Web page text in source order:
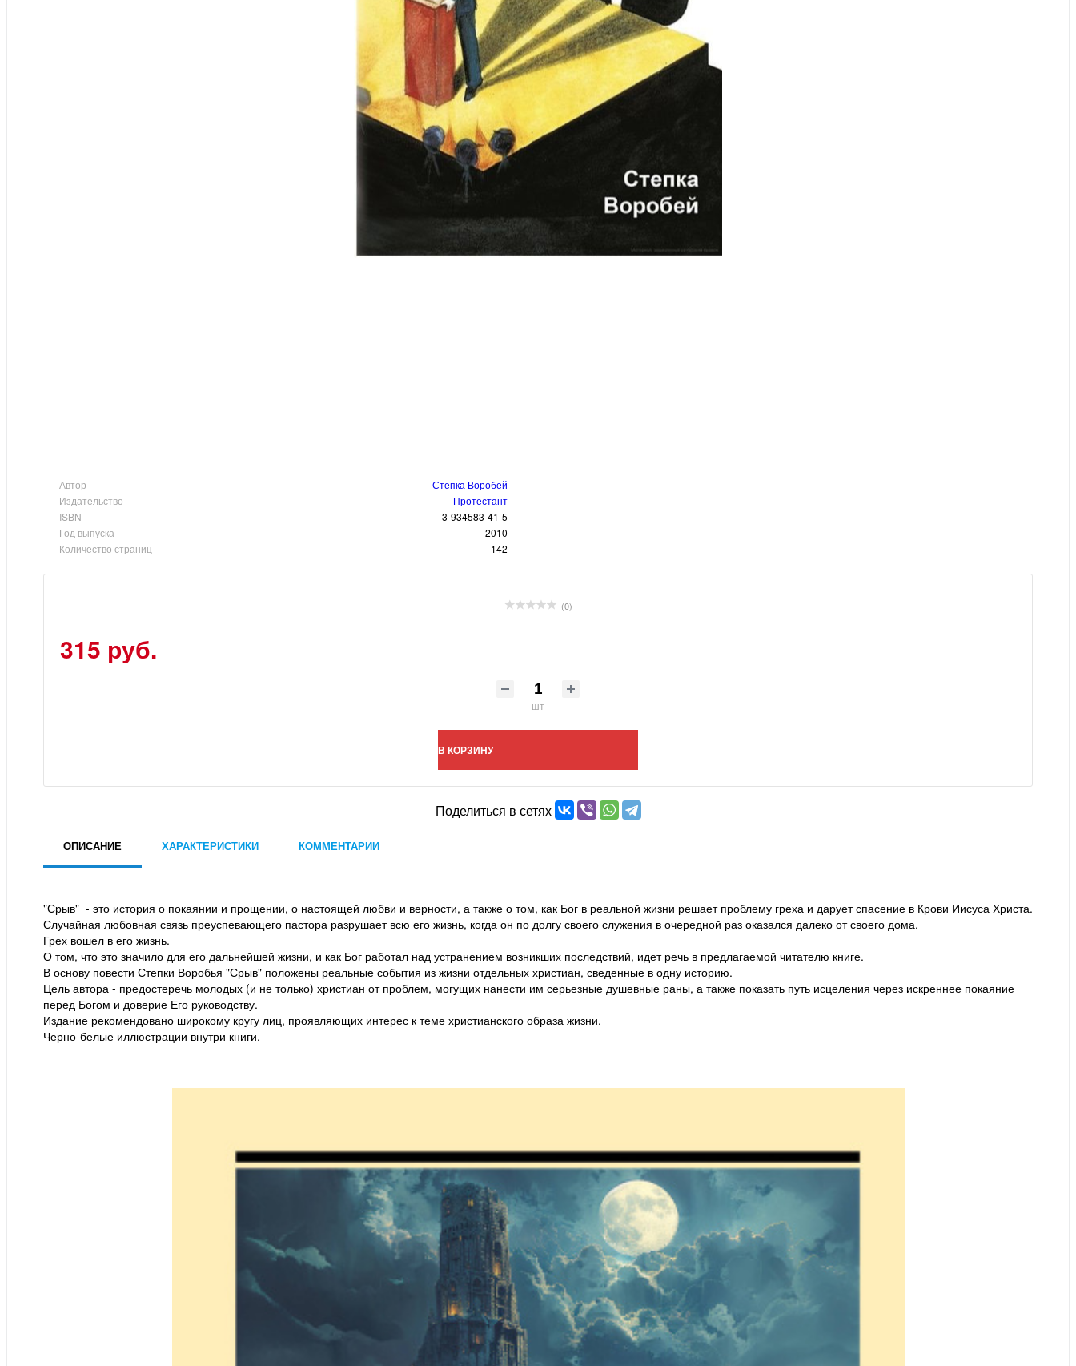
Автор
Степка Воробей
Издательство
Протестант
ISBN
3-934583-41-5
Год выпуска
2010
Количество страниц
142
(0)
315 руб.
шт
В КОРЗИНУ
Поделиться в сетях
ОПИСАНИЕ ХАРАКТЕРИСТИКИ КОММЕНТАРИИ
"Срыв" - это история о покаянии и прощении, о настоящей любви и верности, а также о том, как Бог в реальной жизни решает проблему греха и дарует спасение в Крови Иисуса Христа.
Случайная любовная связь преуспевающего пастора разрушает всю его жизнь, когда он по долгу своего служения в очередной раз оказался далеко от своего дома.
Грех вошел в его жизнь.
О том, что это значило для его дальнейшей жизни, и как Бог работал над устранением возникших последствий, идет речь в предлагаемой читателю книге.
В основу повести Степки Воробья "Срыв" положены реальные события из жизни отдельных христиан, сведенные в одну историю.
Цель автора - предостеречь молодых (и не только) христиан от проблем, могущих нанести им серьезные душевные раны, а также показать путь исцеления через искреннее покаяние
перед Богом и доверие Его руководству.
Издание рекомендовано широкому кругу лиц, проявляющих интерес к теме христианского образа жизни.
Черно-белые иллюстрации внутри книги.